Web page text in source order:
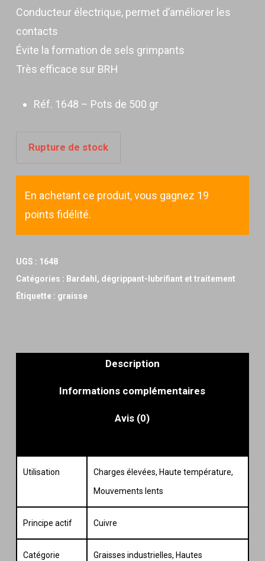
Conducteur électrique, permet d’améliorer les
contacts
Évite la formation de sels grimpants
Très efficace sur BRH
Réf. 1648 – Pots de 500 gr
Rupture de stock
En achetant ce produit, vous gagnez 19
points fidélité.
UGS : 1648
Catégories : Bardahl , dégrippant-lubrifiant et traitement
Étiquette : graisse
Description
Informations complémentaires
Avis (0)
Utilisation
Charges élevées, Haute température,
Mouvements lents
Principe actif Cuivre
Catégorie
Graisses industrielles, Hautes